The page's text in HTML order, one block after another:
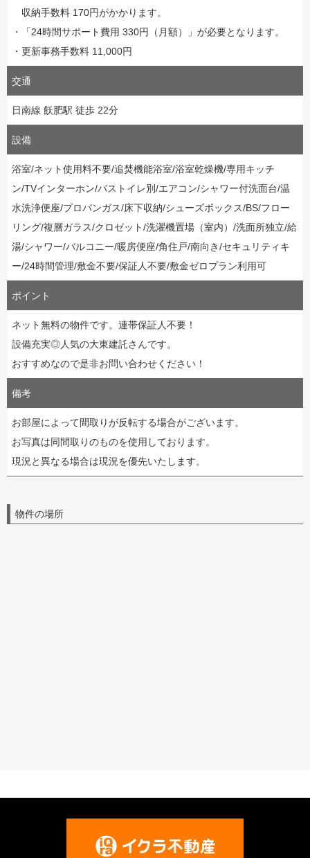
収納手数料 170円がかかります。
・「24時間サポート費用 330円（月額）」が必要となります。
・更新事務手数料 11,000円
交通
日南線 飫肥駅 徒歩 22分
設備
浴室/ネット使用料不要/追焚機能浴室/浴室乾燥機/専用キッチ
ン/TVインターホン/バストイレ別/エアコン/シャワー付洗面台/温
水洗浄便座/プロパンガス/床下収納/シューズボックス/BS/フロー
リング/複層ガラス/クロゼット/洗濯機置場（室内）/洗面所独立/給
湯/シャワー/バルコニー/暖房便座/角住戸/南向き/セキュリティキ
ー/24時間管理/敷金不要/保証人不要/敷金ゼロプラン利用可
ポイント
ネット無料の物件です。連帯保証人不要！
設備充実◎人気の大東建託さんです。
おすすめなので是非お問い合わせください！
備考
お部屋によって間取りが反転する場合がございます。
お写真は同間取りのものを使用しております。
現況と異なる場合は現況を優先いたします。
物件の場所